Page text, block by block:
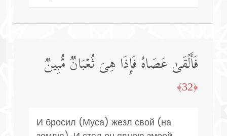
فَأَلۡقَىٰ عَصَاهُ فَإِذَا هِیَ ثُعۡبَانࣱ مُّبِینࣱ
﴿32﴾
И бросил (Муса) жезл свой (на